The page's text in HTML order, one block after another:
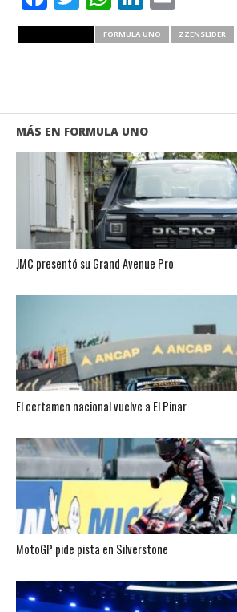
FORMULA UNO ZZENSLIDER
MÁS EN FORMULA UNO
JMC presentó su Grand Avenue Pro
El certamen nacional vuelve a El Pinar
MotoGP pide pista en Silverstone